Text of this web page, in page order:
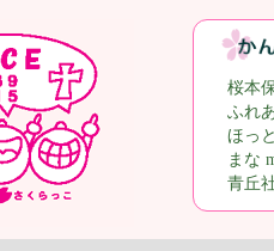
桜本
ふれ
ほっ
まな
青丘